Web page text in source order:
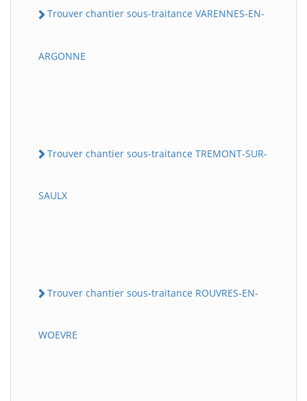
Trouver chantier sous-traitance VARENNES-EN-
ARGONNE
Trouver chantier sous-traitance TREMONT-SUR-
SAULX
Trouver chantier sous-traitance ROUVRES-EN-
WOEVRE